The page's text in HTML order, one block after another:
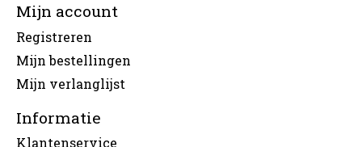
Mijn account
Registreren
Mijn bestellingen
Mijn verlanglijst
Informatie
Klantenservice